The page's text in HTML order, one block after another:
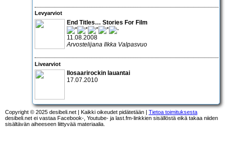
Levyarviot
End Titles… Stories For Film
11.08.2008
Arvostelijana Ilkka Valpasvuo
Livearviot
Ilosaarirockin lauantai
17.07.2010
Copyright © 2025 desibeli.net | Kaikki oikeudet pidätetään | Tietoa toimituksesta
desibeli.net ei vastaa Facebook-, Youtube- ja last.fm-linkkien sisällöstä eikä takaa niiden
sisältävän aiheeseen liittyvää materiaalia.